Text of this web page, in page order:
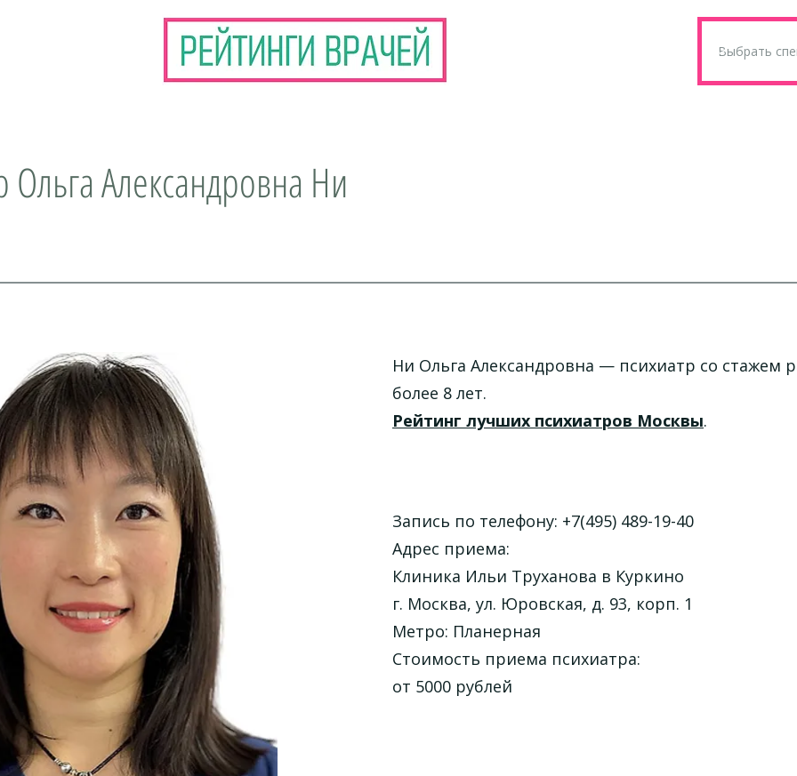
Ольга Александровна Ни
Ни Ольга Александровна — психиатр со стажем
более 8 лет.
Рейтинг лучших психиатров Москвы.
Запись по телефону: +7(495) 489-19-40
Адрес приема:
Клиника Ильи Труханова в Куркино
г. Москва, ул. Юровская, д. 93, корп. 1
Метро: Планерная
Стоимость приема психиатра:
от 5000 рублей